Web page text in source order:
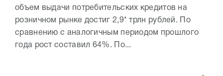
объем выдачи потребительских кредитов на
розничном рынке достиг 2,9* трлн рублей. По
сравнению с аналогичным периодом прошлого
года рост составил 64%. По...